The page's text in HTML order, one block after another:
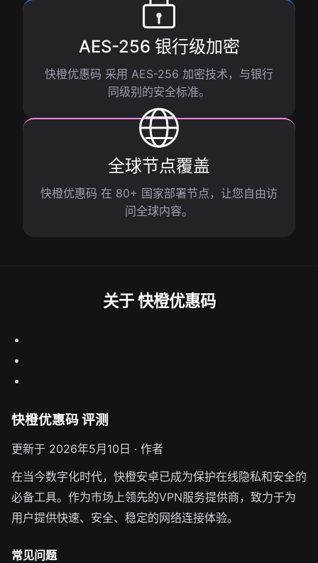
AES-256 银行级加密
快橙优惠码 采用 AES-256 加密技术，与银行
同级别的安全标准。
全球节点覆盖
快橙优惠码 在 80+ 国家部署节点，让您自由访
问全球内容。
关于 快橙优惠码
快橙优惠码 评测
更新于 2026年5月10日 · 作者
在当今数字化时代，快橙安卓已成为保护在线隐私和安全的
必备工具。作为市场上领先的VPN服务提供商，致力于为
用户提供快速、安全、稳定的网络连接体验。
常见问题